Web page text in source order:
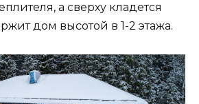
а сверху кладется
дом высотой в 1-2 этажа.